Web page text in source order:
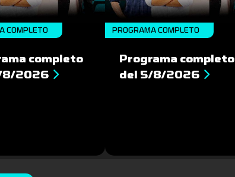
COMPLETO
completo
8/2026
PROGRAMA COMPLETO
Programa completo
del 5/8/2026